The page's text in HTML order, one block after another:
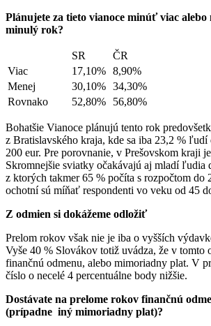
Plánujete za tieto vianoce minúť viac alebo
minulý rok?
SR
ČR
Viac
17,10% 8,90%
Menej
30,10% 34,30%
Rovnako
52,80% 56,80%
Bohatšie Vianoce plánujú tento rok
z Bratislavského kraja, kde sa iba 23,2 %
200 eur. Pre porovnanie, v Prešovskom kraji
Skromnejšie sviatky očakávajú aj mladí ľudia
z ktorých takmer 65 % počíta s rozpočtom do
ochotní sú míňať respondenti vo veku od 45
Z odmien si dokážeme odložiť
Prelom rokov však nie je iba o vyšších
Vyše 40 % Slovákov totiž uvádza, že v tomto
finančnú odmenu, alebo mimoriadny plat. V
číslo o necelé 4 percentuálne body nižšie.
Dostávate na prelome rokov finančnú
(prípadne iný mimoriadny plat)?